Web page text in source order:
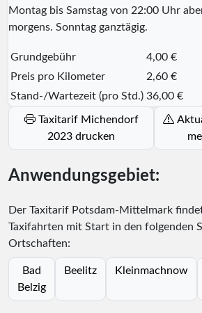
Montag bis Samstag von 22:00 Uhr
morgens. Sonntag ganztägig.
Grundgebühr
4,00 €
Preis pro Kilometer
2,60 €
Stand-/Wartezeit (pro Std.) 36,00 €
Taxitarif Michendorf
2023 drucken
Aktualisierung
Anwendungsgebiet:
Der Taxitarif Potsdam-Mittelmark
Taxifahrten mit Start in den folgenden
Ortschaften:
Bad
Belzig
Beelitz Kleinmachnow